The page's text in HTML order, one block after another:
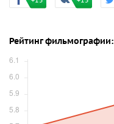
Рейтинг фильмографии: